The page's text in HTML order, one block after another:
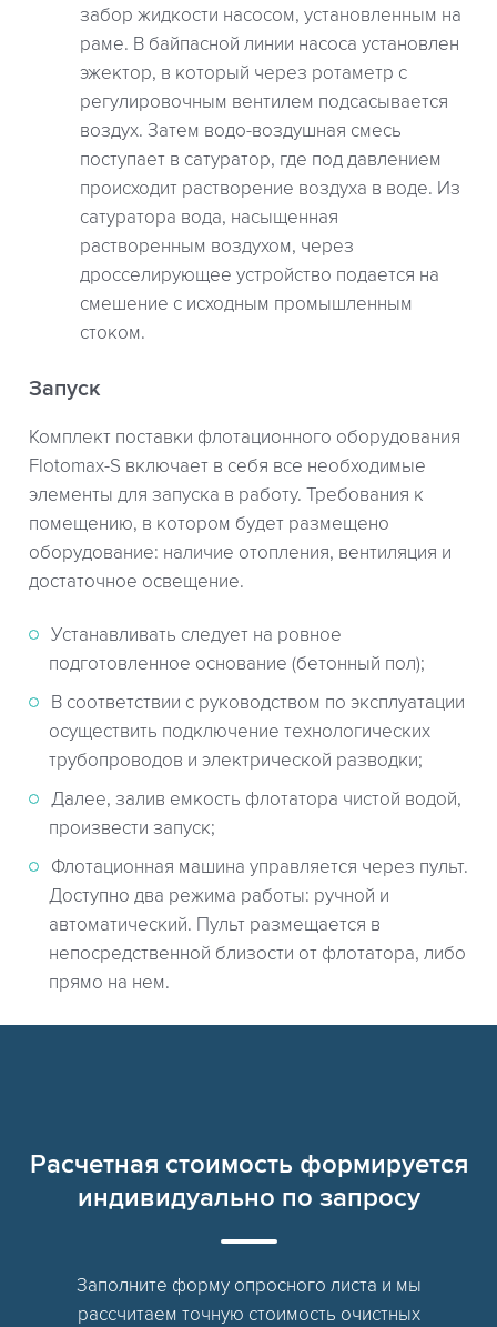
забор жидкости насосом, установленным на
раме. В байпасной линии насоса установлен
эжектор, в который через ротаметр с
регулировочным вентилем подсасывается
воздух. Затем водо-воздушная смесь
поступает в сатуратор, где под давлением
происходит растворение воздуха в воде. Из
сатуратора вода, насыщенная
растворенным воздухом, через
дросселирующее устройство подается на
смешение с исходным промышленным
стоком.
Запуск
Комплект поставки флотационного оборудования
Flotomax-S включает в себя все необходимые
элементы для запуска в работу. Требования к
помещению, в котором будет размещено
оборудование: наличие отопления, вентиляция и
достаточное освещение.
Устанавливать следует на ровное
подготовленное основание (бетонный пол);
В соответствии с руководством по эксплуатации
осуществить подключение технологических
трубопроводов и электрической разводки;
Далее, залив емкость флотатора чистой водой,
произвести запуск;
Флотационная машина управляется через пульт.
Доступно два режима работы: ручной и
автоматический. Пульт размещается в
непосредственной близости от флотатора, либо
прямо на нем.
Расчетная стоимость формируется
индивидуально по запросу
Заполните форму опросного листа и мы
рассчитаем точную стоимость очистных